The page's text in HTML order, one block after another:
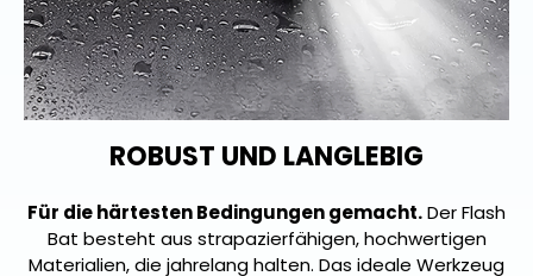
ROBUST UND LANGLEBIG
Für die härtesten Bedingungen gemacht.Der Flash
Bat besteht aus strapazierfähigen, hochwertigen
Materialien, die jahrelang halten. Das ideale Werkzeug